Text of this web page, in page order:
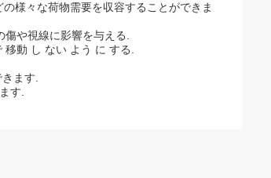
様々な荷物需要を収容することができま
や視線に影響を与える.
動 し ない よう に する.
ます.
す.